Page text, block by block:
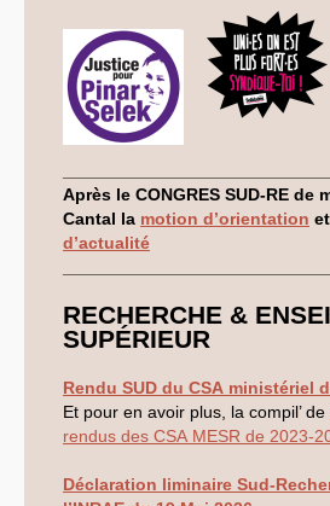
CS2010
CT2012
CT2013 - 2014
C.S.duCNRS
2014
CA2013
CAP2005
CAP2008
CNSPH
Conseil d’administration :
mandat 2017-2021
CSA2026
CT2015-2018
Sections du Comité
National de la Recherche
Année 2025
Année 2024
Année 2023
Année 2020
Après le CONGRES SUD-RE de
Cantal la motion d’orientation
d’actualité
RECHERCHE &
SUPÉRIEUR
Rendu SUD du CSA ministériel
Et pour en avoir plus, la compil’ de
rendus des CSA MESR de 2023-
Déclaration liminaire Sud-